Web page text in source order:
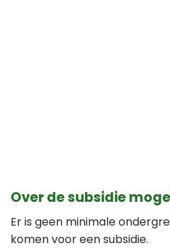
Over de subsidie
Er is geen minimale
komen voor een subsidie.